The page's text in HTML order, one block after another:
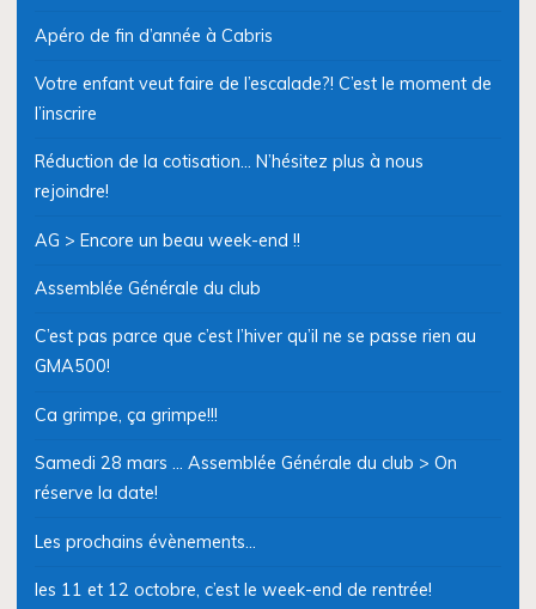
Apéro de fin d’année à Cabris
Votre enfant veut faire de l’escalade?! C’est le moment de
l’inscrire
Réduction de la cotisation… N’hésitez plus à nous
rejoindre!
AG > Encore un beau week-end !!
Assemblée Générale du club
C’est pas parce que c’est l’hiver qu’il ne se passe rien au
GMA500!
Ca grimpe, ça grimpe!!!
Samedi 28 mars … Assemblée Générale du club > On
réserve la date!
Les prochains évènements…
les 11 et 12 octobre, c’est le week-end de rentrée!